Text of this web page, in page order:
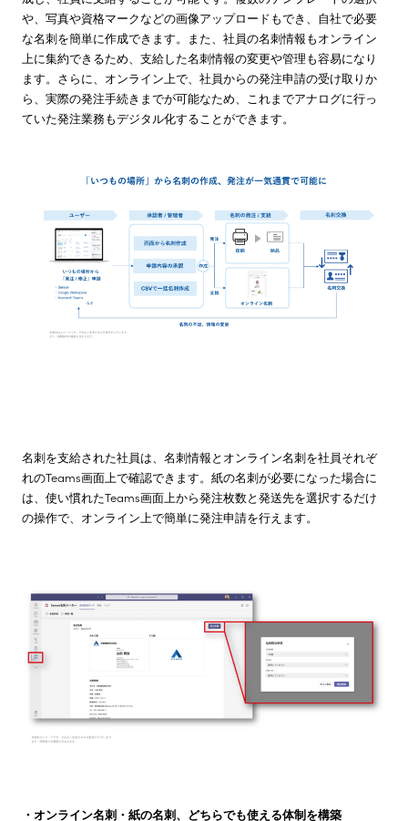
や、写真や資格マークなどの画像アップロードもでき、自社で必要
な名刺を簡単に作成できます。また、社員の名刺情報もオンライン
上に集約できるため、支給した名刺情報の変更や管理も容易になり
ます。さらに、オンライン上で、社員からの発注申請の受け取りか
ら、実際の発注手続きまでが可能なため、これまでアナログに行っ
ていた発注業務もデジタル化することができます。
名刺を支給された社員は、名刺情報とオンライン名刺を社員それぞ
れのTeams画面上で確認できます。紙の名刺が必要になった場合に
は、使い慣れたTeams画面上から発注枚数と発送先を選択するだけ
の操作で、オンライン上で簡単に発注申請を行えます。
・オンライン名刺・紙の名刺、どちらでも使える体制を構築